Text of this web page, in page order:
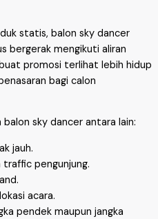
statis, balon sky dancer
bergerak mengikuti aliran
promosi terlihat lebih hidup
bagi calon
sky dancer antara lain:
jauh.
pengunjung.
acara.
pendek maupun jangka